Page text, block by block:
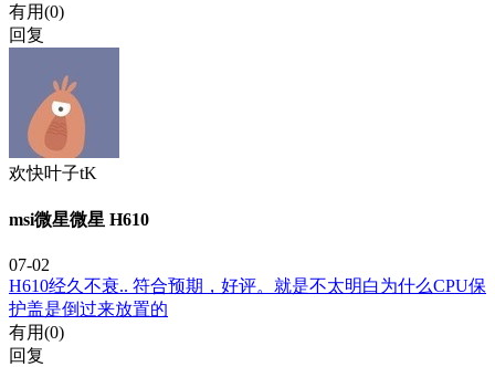
有用(0)
回复
欢快叶子tK
msi微星微星 H610
07-02
H610经久不衰.. 符合预期，好评。就是不太明白为什么CPU保
护盖是倒过来放置的
有用(0)
回复